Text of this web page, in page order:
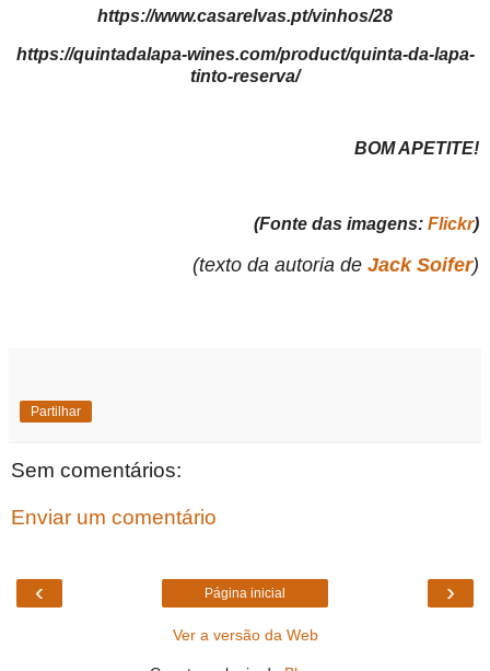
https://www.casarelvas.pt/vinhos/28
https://quintadalapa-wines.com/product/quinta-da-lapa-
tinto-reserva/
BOM APETITE!
(Fonte das imagens: Flickr)
(texto da autoria de Jack Soifer)
Partilhar
Sem comentários:
Enviar um comentário
‹ ›
Página inicial
Ver a versão da Web